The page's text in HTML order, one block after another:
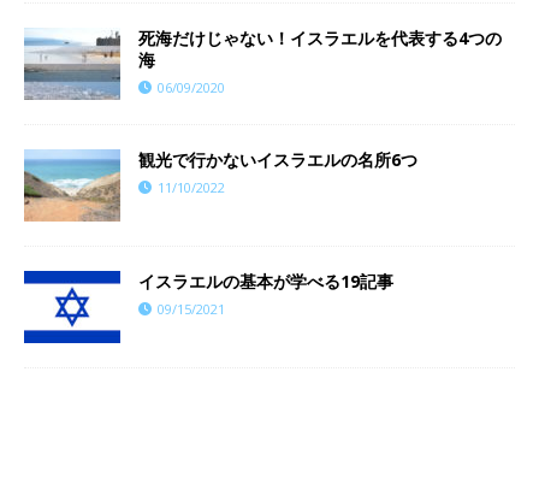
死海だけじゃない！イスラエルを代表する4つの
海
06/09/2020
観光で行かないイスラエルの名所6つ
11/10/2022
イスラエルの基本が学べる19記事
09/15/2021